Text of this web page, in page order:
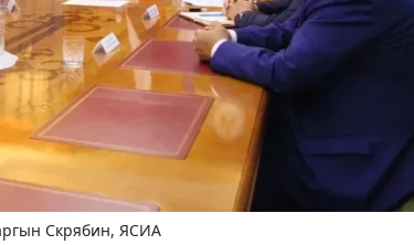
Скрябин, ЯСИА